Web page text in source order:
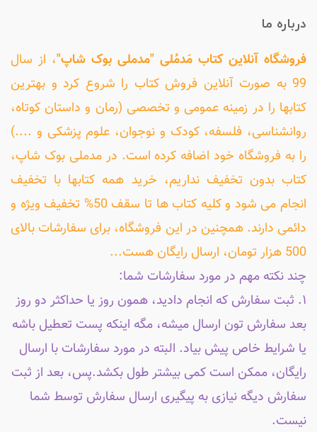
درباره ما
فروشگاه آنلاین کتاب مَدمُلی "مدملی بوک شاپ"، از سال
99 به صورت آنلاین فروش کتاب را شروع کرد و بهترین
کتابها را در زمینه عمومی و تخصصی (رمان و داستان کوتاه،
روانشناسی، فلسفه، کودک و نوجوان، علوم پزشکی و ....)
را به فروشگاه خود اضافه کرده است. در مدملی بوک شاپ،
کتاب بدون تخفیف نداریم، خرید همه کتابها با تخفیف
انجام می شود و کلیه کتاب ها تا سقف 50% تخفیف ویژه و
دائمی دارند. همچنین در این فروشگاه، برای سفارشات بالای
500 هزار تومان، ارسال رایگان هست...
چند نکته مهم در مورد سفارشات شما:
۱. ثبت سفارش که انجام دادید، همون روز یا حداکثر دو روز
بعد سفارش تون ارسال میشه، مگه اینکه پست تعطیل باشه
یا شرایط خاص پیش بیاد. البته در مورد سفارشات با ارسال
رایگان، ممکن است کمی بیشتر طول بکشد.پس، بعد از ثبت
سفارش دیگه نیازی به پیگیری ارسال سفارش توسط شما
نیست.